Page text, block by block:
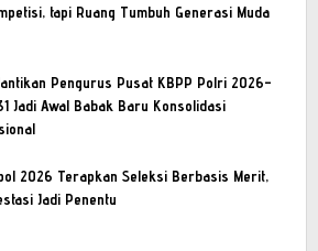
tapi Ruang Tumbuh Generasi Muda
Pengurus Pusat KBPP Polri 2026–
Jadi Awal Babak Baru Konsolidasi
2026 Terapkan Seleksi Berbasis Merit,
Jadi Penentu